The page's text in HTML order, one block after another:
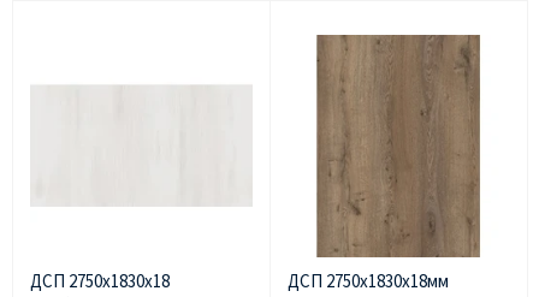
ДСП 2750х1830х18
ДСП 2750х1830х18мм